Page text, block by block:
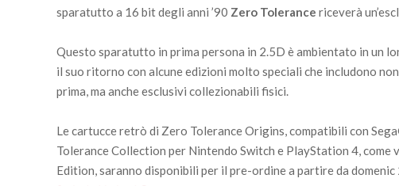
sparatutto a 16 bit degli anni ’90 Zero Tolerance riceverà
Questo sparatutto in prima persona in 2.5D è ambientato in un
il suo ritorno con alcune edizioni molto speciali che includono
prima, ma anche esclusivi collezionabili fisici.
Le cartucce retrò di Zero Tolerance Origins, compatibili con
Tolerance Collection per Nintendo Switch e PlayStation 4, come
Edition, saranno disponibili per il pre-ordine a partire da